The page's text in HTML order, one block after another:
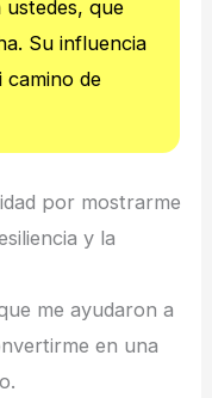
ustedes, que
Su influencia
camino de
por mostrarme
y la
me ayudaron a
en una